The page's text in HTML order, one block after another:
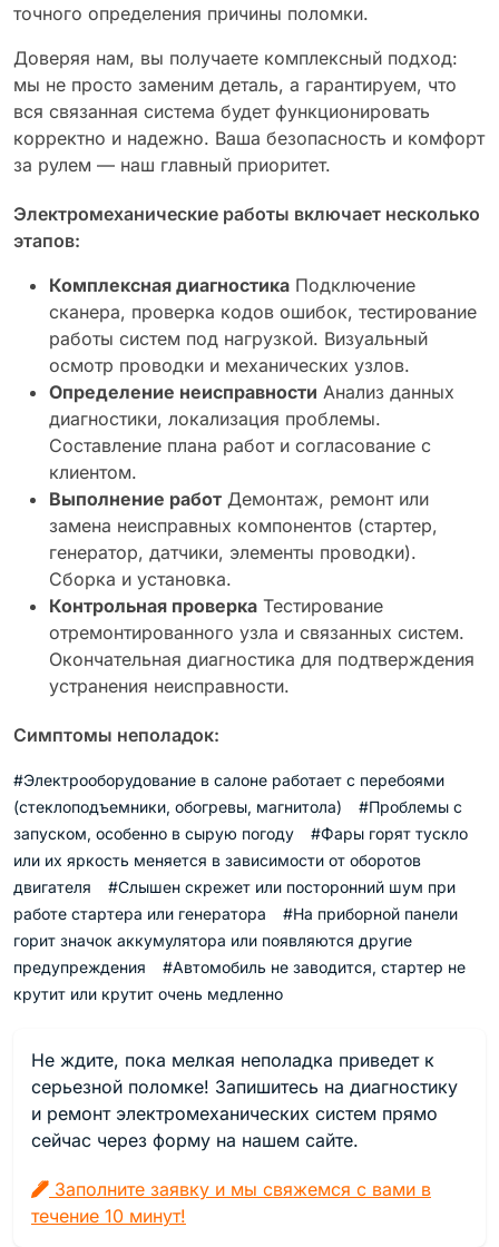
точного определения причины поломки.
Доверяя нам, вы получаете комплексный подход:
мы не просто заменим деталь, а гарантируем, что
вся связанная система будет функционировать
корректно и надежно. Ваша безопасность и комфорт
за рулем — наш главный приоритет.
Электромеханические работы включает несколько
этапов:
Комплексная диагностика Подключение
сканера, проверка кодов ошибок, тестирование
работы систем под нагрузкой. Визуальный
осмотр проводки и механических узлов.
Определение неисправности Анализ данных
диагностики, локализация проблемы.
Составление плана работ и согласование с
клиентом.
Выполнение работ Демонтаж, ремонт или
замена неисправных компонентов (стартер,
генератор, датчики, элементы проводки).
Сборка и установка.
Контрольная проверка Тестирование
отремонтированного узла и связанных систем.
Окончательная диагностика для подтверждения
устранения неисправности.
Симптомы неполадок:
#Электрооборудование в салоне работает с перебоями
(стеклоподъемники, обогревы, магнитола)
#Проблемы с
запуском, особенно в сырую погоду
#Фары горят тускло
или их яркость меняется в зависимости от оборотов
двигателя
#Слышен скрежет или посторонний шум при
работе стартера или генератора
#На приборной панели
горит значок аккумулятора или появляются другие
предупреждения
#Автомобиль не заводится, стартер не
крутит или крутит очень медленно
Не ждите, пока мелкая неполадка приведет к
серьезной поломке! Запишитесь на диагностику
и ремонт электромеханических систем прямо
сейчас через форму на нашем сайте.
Заполните заявку и мы свяжемся с вами в
течение 10 минут!